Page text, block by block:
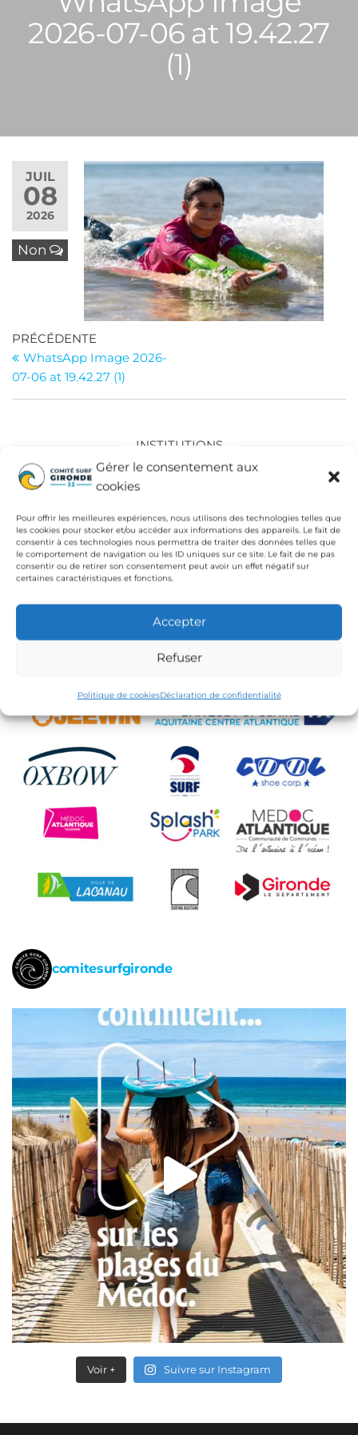
Gérer le consentement aux
cookies
Pour offrir les meilleures expériences, nous utilisons des technologies telles que
les cookies pour stocker et/ou accéder aux informations des appareils. Le fait de
consentir à ces technologies nous permettra de traiter des données telles que
le comportement de navigation ou les ID uniques sur ce site. Le fait de ne pas
consentir ou de retirer son consentement peut avoir un effet négatif sur
certaines caractéristiques et fonctions.
Accepter
Refuser
Politique de cookiesDéclaration de confidentialité
2026-07-06 at 19.42.27
(1)
JUIL
08
2026
Non
Navigation
de
l’article
Article
précédent
PRÉCÉDENTE
WhatsApp Image 2026-
07-06 at 19.42.27 (1)
INSTITUTIONS
Fédération Française de Surf
Ligue de Surf de Nouvelle Aquitaine
CdC Médoc Atlantique
comitesurfgironde
Voir + Suivre sur Instagram